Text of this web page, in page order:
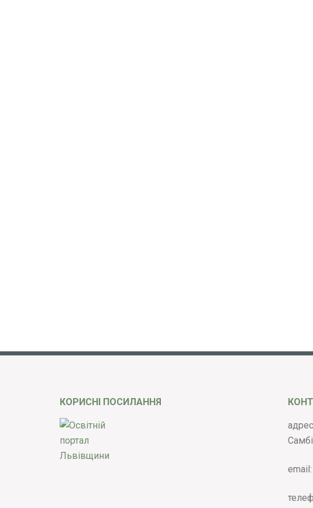
КОРИСНІ ПОСИЛАННЯ
email: